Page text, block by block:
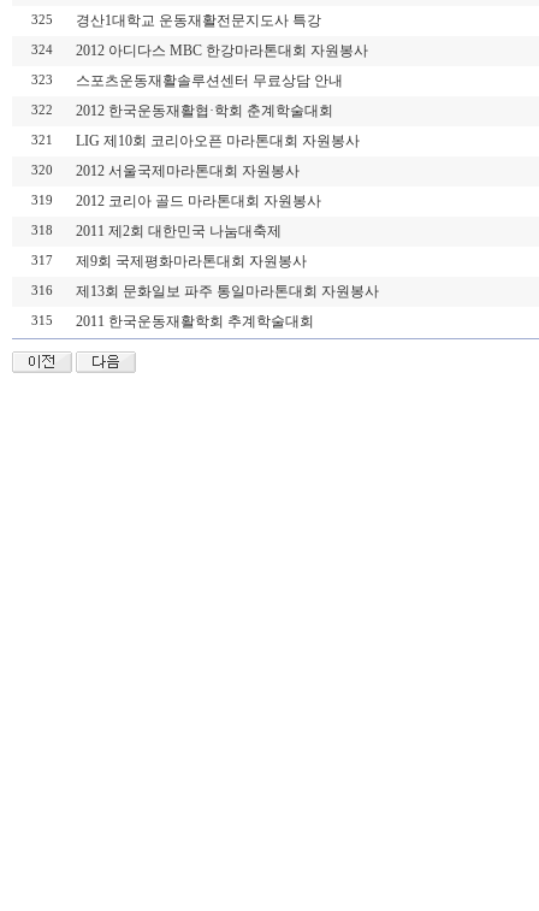
325 경산1대학교 운동재활전문지도사 특강
324 2012 아디다스 MBC 한강마라톤대회 자원봉사
323 스포츠운동재활솔루션센터 무료상담 안내
322 2012 한국운동재활협·학회 춘계학술대회
321 LIG 제10회 코리아오픈 마라톤대회 자원봉사
320 2012 서울국제마라톤대회 자원봉사
319 2012 코리아 골드 마라톤대회 자원봉사
318 2011 제2회 대한민국 나눔대축제
317 제9회 국제평화마라톤대회 자원봉사
316 제13회 문화일보 파주 통일마라톤대회 자원봉사
315 2011 한국운동재활학회 추계학술대회